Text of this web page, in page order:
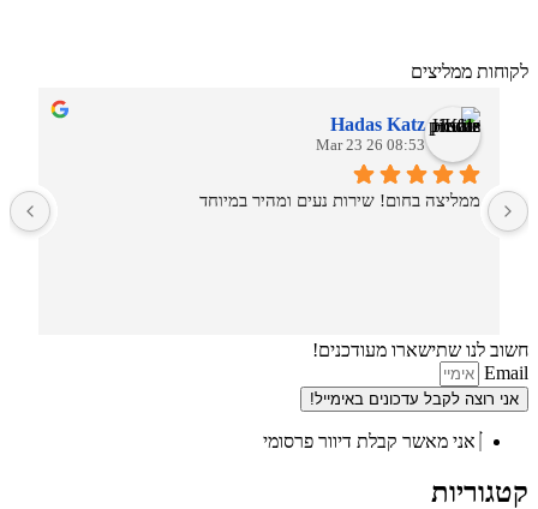
לקוחות ממליצים
Hadas Katz
08:53 26 Mar 23
ממליצה בחום! שירות נעים ומהיר במיוחד
חשוב לנו שתישארו מעודכנים!
Email
אני רוצה לקבל עדכונים באימייל!
אני מאשר קבלת דיוור פרסומי
קטגוריות